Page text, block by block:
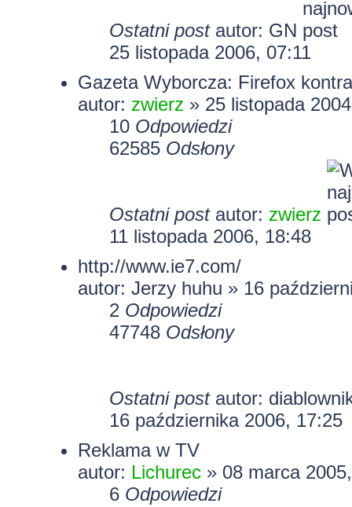
Ostatni post autor: GN
25 listopada 2006, 07:11
Gazeta Wyborcza: Firefox
autor: zwierz » 25 listopada
10 Odpowiedzi
62585 Odsłony
Ostatni post autor: zwierz
11 listopada 2006, 18:48
http://www.ie7.com/
autor: Jerzy huhu » 16
2 Odpowiedzi
47748 Odsłony
Ostatni post autor:
16 października 2006, 17:25
Reklama w TV
autor: Lichurec» 08 marca
6 Odpowiedzi